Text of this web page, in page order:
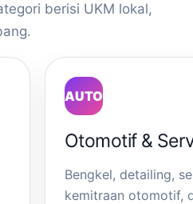
berisi UKM lokal,
AUTO
Otomotif &
Bengkel, detailing,
kemitraan otomotif,